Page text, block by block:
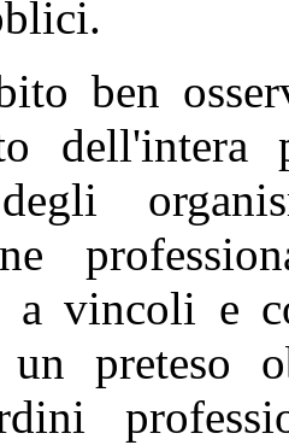
ben
a vincoli e
preteso